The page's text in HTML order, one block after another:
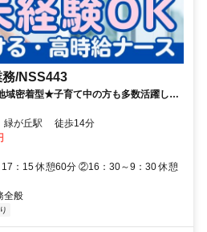
/NSS443
密着型★子育て中の方も多数活躍して
す◎
生線 緑が丘駅 徒歩14分
：15 休憩60分 ②16：30～9：30 休憩
全般